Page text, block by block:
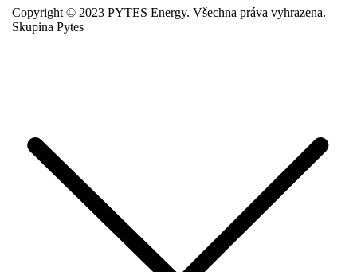
Copyright © 2023 PYTES Energy. Všechna práva vyhrazena.
Skupina Pytes